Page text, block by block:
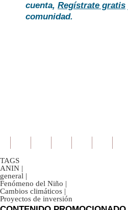
cuenta, Regístrate gratis
comunidad.
TAGS
ANIN |
general |
Fenómeno del Niño |
Cambios climáticos |
Proyectos de inversión